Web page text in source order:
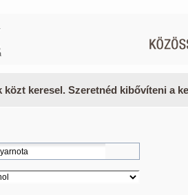
közt keresel. Szeretnéd kibővíteni a